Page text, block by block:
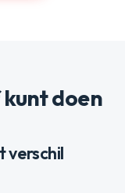
doen
verschil